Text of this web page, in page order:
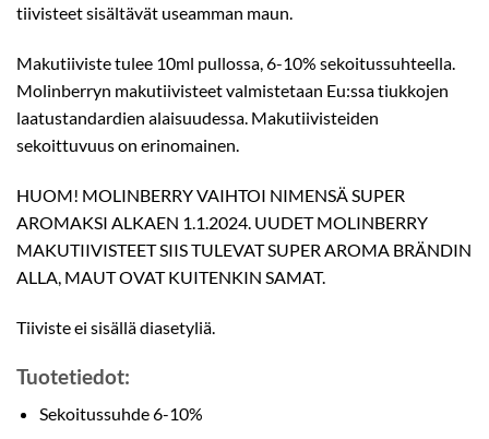
tiivisteet sisältävät useamman maun.
Makutiiviste tulee 10ml pullossa, 6-10% sekoitussuhteella.
Molinberryn makutiivisteet valmistetaan Eu:ssa tiukkojen
laatustandardien alaisuudessa. Makutiivisteiden
sekoittuvuus on erinomainen.
HUOM! MOLINBERRY VAIHTOI NIMENSÄ SUPER
AROMAKSI ALKAEN 1.1.2024. UUDET MOLINBERRY
MAKUTIIVISTEET SIIS TULEVAT SUPER AROMA BRÄNDIN
ALLA, MAUT OVAT KUITENKIN SAMAT.
Tiiviste ei sisällä diasetyliä.
Tuotetiedot:
Sekoitussuhde 6-10%